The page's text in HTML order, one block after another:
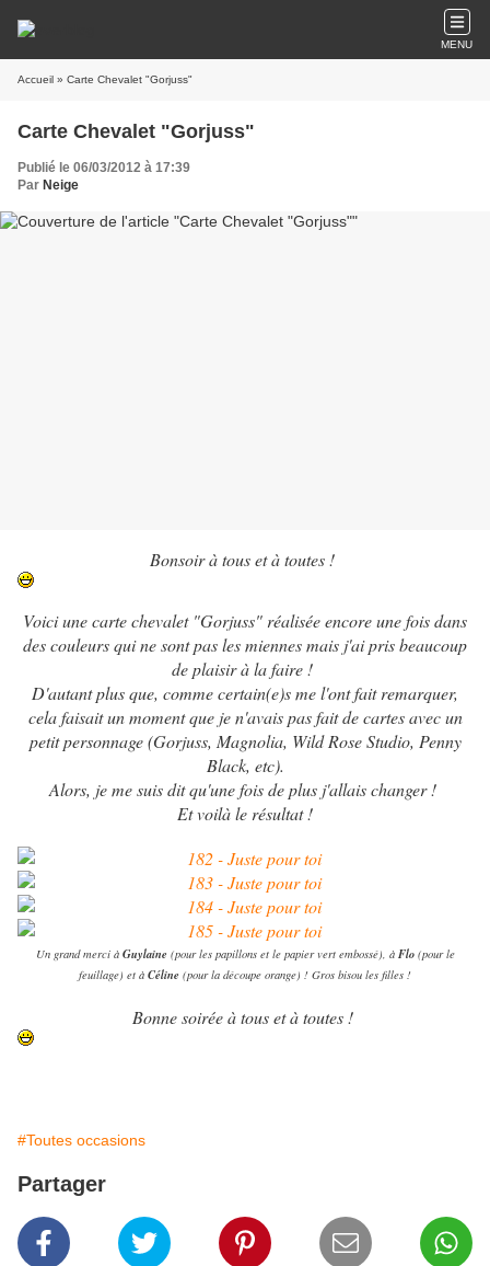
MENU
Accueil » Carte Chevalet "Gorjuss"
Carte Chevalet "Gorjuss"
Publié le 06/03/2012 à 17:39
Par Neige
Bonsoir à tous et à toutes !
Voici une carte chevalet "Gorjuss" réalisée encore une fois dans
des couleurs qui ne sont pas les miennes mais j'ai pris beaucoup
de plaisir à la faire !
D'autant plus que, comme certain(e)s me l'ont fait remarquer,
cela faisait un moment que je n'avais pas fait de cartes avec un
petit personnage (Gorjuss, Magnolia, Wild Rose Studio, Penny
Black, etc).
Alors, je me suis dit qu'une fois de plus j'allais changer !
Et voilà le résultat !
Un grand merci à Guylaine (pour les papillons et le papier vert embossé), à Flo(pour le
feuillage) et à Céline (pour la découpe orange) ! Gros bisou les filles !
Bonne soirée à tous et à toutes !
#Toutes occasions
Partager